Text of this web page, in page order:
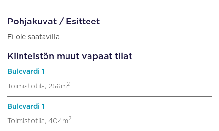
Pohjakuvat / Esitteet
Ei ole saatavilla
Kiinteistön muut vapaat tilat
Bulevardi 1
Toimistotila, 256m2
Bulevardi 1
Toimistotila, 404m2